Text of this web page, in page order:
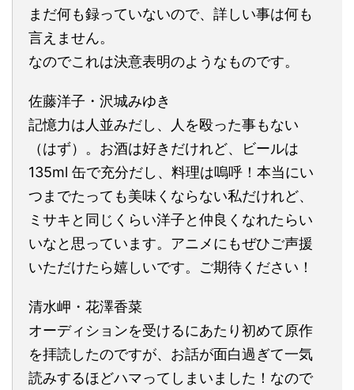
まだ何も録っていないので、詳しい事は何も
言えません。
なのでこれは決意表明のようなものです。
佐藤洋子・沢城みゆき
記憶力は人並みだし、人を殴った事もない
（はず）。お酒は好きだけれど、ビールは
135ml 缶で充分だし、料理は嗚呼！本当にい
つまでたっても美味くならない私だけれど、
ミサキと同じくらい洋子と仲良くなれたらい
いなと思っています。アニメにもぜひご声援
いただけたら嬉しいです。ご期待ください！
清水岬・花澤香菜
オーディションを受けるにあたり初めて原作
を拝読したのですが、お話が面白過ぎて一気
読みするほどハマってしまいました！なので